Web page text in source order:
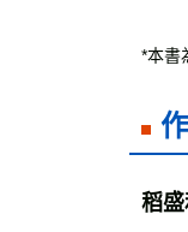
*本書
稻